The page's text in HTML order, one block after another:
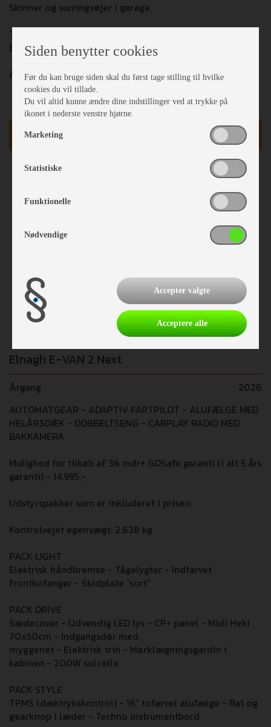
Skinner og surringsøjer i garage
TRUMA COMBI 6E Gas + elektrisk (11.000,-)
Elektrisk gulvvarme (8.000,-)
Alle pakkerne er inklusiv i udsalgsprisen!
Elnagh E-VAN 2 Next
Årgang
2026
AUTOMATGEAR - ADAPTIV FARTPILOT - ALUFÆLGE MED
HELÅRSDÆK - DOBBELTSENG - CARPLAY RADIO MED
BAKKAMERA
Mulighed for tilkøb af 36 mdr+ GOSafe garanti (i alt 5 års
garanti) - 14.995,-
Udstyrspakker som er inkluderet i prisen:
Kontrolvejet egenvægt: 2.638 kg
PACK LIGHT
Elektrisk håndbremse - Tågelygter - Indfarvet
frontkofanger - Skidplate ”sort”
PACK DRIVE
Sædecover - Udvendig LED lys - CP+ panel - Midi Heki
70x50cm - Indgangsdør med
myggenet - Elektrisk trin - Mørklægningsgardin i
kabinen - 200W solcelle
PACK STYLE
TPMS (dæktrykskontrol) - 16” tofarvet alufælge - Rat og
gearknop i læder - Techno instrumentbord
Siden benytter cookies
Før du kan bruge siden skal du først tage stilling til hvilke
cookies du vil tillade.
Du vil altid kunne ændre dine indstillinger ved at trykke på
ikonet i nederste venstre hjørne.
Marketing
Statistiske
Funktionelle
Nødvendige
Accepter valgte
Acceptere alle